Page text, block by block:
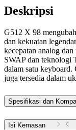
Deskripsi
G512 X 98
dan kekuatan
kecepatan analog
SWAP dan teknologi
dalam satu
juga tersedia dalam
Spesifikasi dan
Isi Kemasan